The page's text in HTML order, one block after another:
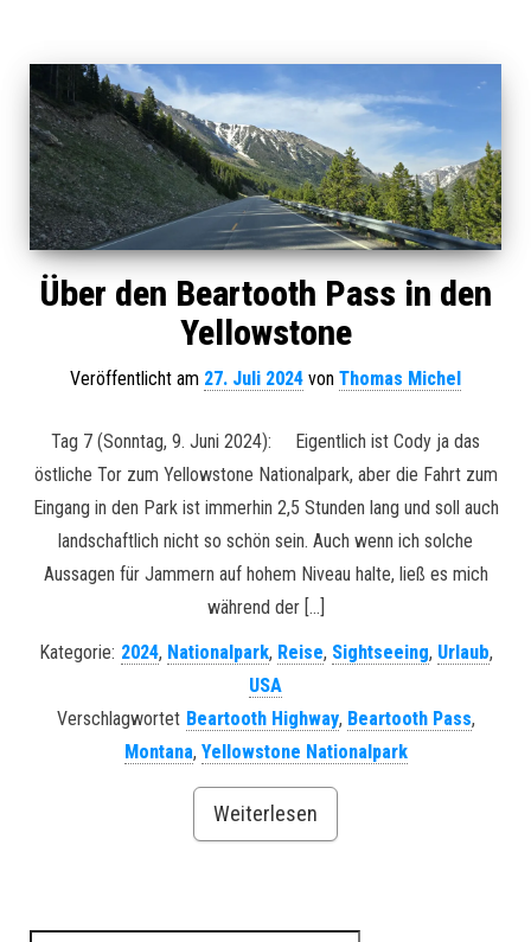
Über den Beartooth Pass in den
Yellowstone
Veröffentlicht am 27. Juli 2024 von Thomas Michel
Tag 7 (Sonntag, 9. Juni 2024): Eigentlich ist Cody ja das
östliche Tor zum Yellowstone Nationalpark, aber die Fahrt zum
Eingang in den Park ist immerhin 2,5 Stunden lang und soll auch
landschaftlich nicht so schön sein. Auch wenn ich solche
Aussagen für Jammern auf hohem Niveau halte, ließ es mich
während der […]
Kategorie: 2024, Nationalpark, Reise, Sightseeing, Urlaub,
USA
Verschlagwortet Beartooth Highway, Beartooth Pass,
Montana, Yellowstone Nationalpark
Weiterlesen